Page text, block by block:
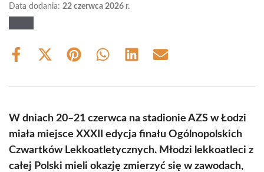
Data dodania: 22 czerwca 2026 r.
Share
Share
(Twitter)
Share Share Share Share
W dniach 20–21 czerwca na stadionie AZS w Łodzi
miała miejsce XXXII edycja finału Ogólnopolskich
Czwartków Lekkoatletycznych. Młodzi lekkoatleci z
całej Polski mieli okazję zmierzyć się w zawodach,